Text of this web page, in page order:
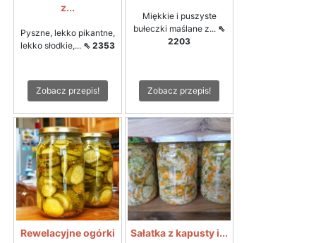
z...
Pyszne, lekko pikantne,
lekko słodkie,... ⇖ 2353
Zobacz przepis!
Miękkie i puszyste
bułeczki maślane z... ⇖
2203
Zobacz przepis!
Rewelacyjne ogórki
Sałatka z kapusty i...